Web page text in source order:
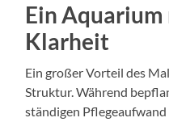
Ein
Klarheit
Ein großer Vorteil des
Struktur. Während
ständigen